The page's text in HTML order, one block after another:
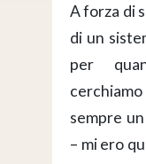
A forza di
di un
per
sempre
– mi ero